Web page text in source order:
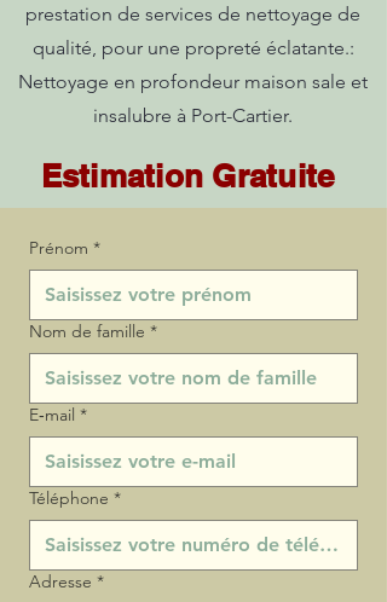
prestation de services de nettoyage de
qualité, pour une propreté éclatante.:
Nettoyage en profondeur maison sale et
insalubre à Port-Cartier.
Estimation Gratuite
Prénom *
Nom de famille *
E‑mail *
Téléphone *
Adresse *